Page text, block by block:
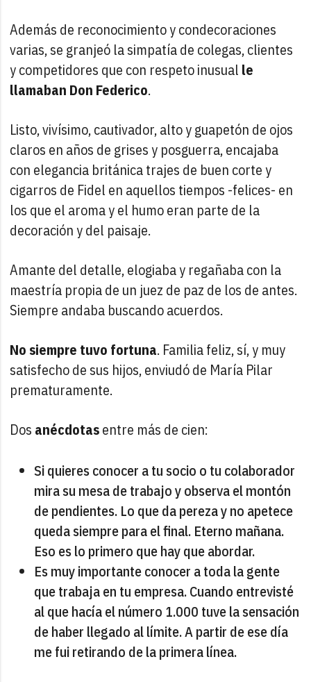
Además de reconocimiento y condecoraciones
varias, se granjeó la simpatía de colegas, clientes
y competidores que con respeto inusual le
llamaban Don Federico.
Listo, vivísimo, cautivador, alto y guapetón de ojos
claros en años de grises y posguerra, encajaba
con elegancia británica trajes de buen corte y
cigarros de Fidel en aquellos tiempos -felices- en
los que el aroma y el humo eran parte de la
decoración y del paisaje.
Amante del detalle, elogiaba y regañaba con la
maestría propia de un juez de paz de los de antes.
Siempre andaba buscando acuerdos.
No siempre tuvo fortuna. Familia feliz, sí, y muy
satisfecho de sus hijos, enviudó de María Pilar
prematuramente.
Dos anécdotasentre más de cien:
Si quieres conocer a tu socio o tu colaborador
mira su mesa de trabajo y observa el montón
de pendientes. Lo que da pereza y no apetece
queda siempre para el final. Eterno mañana.
Eso es lo primero que hay que abordar.
Es muy importante conocer a toda la gente
que trabaja en tu empresa. Cuando entrevisté
al que hacía el número 1.000 tuve la sensación
de haber llegado al límite. A partir de ese día
me fui retirando de la primera línea.